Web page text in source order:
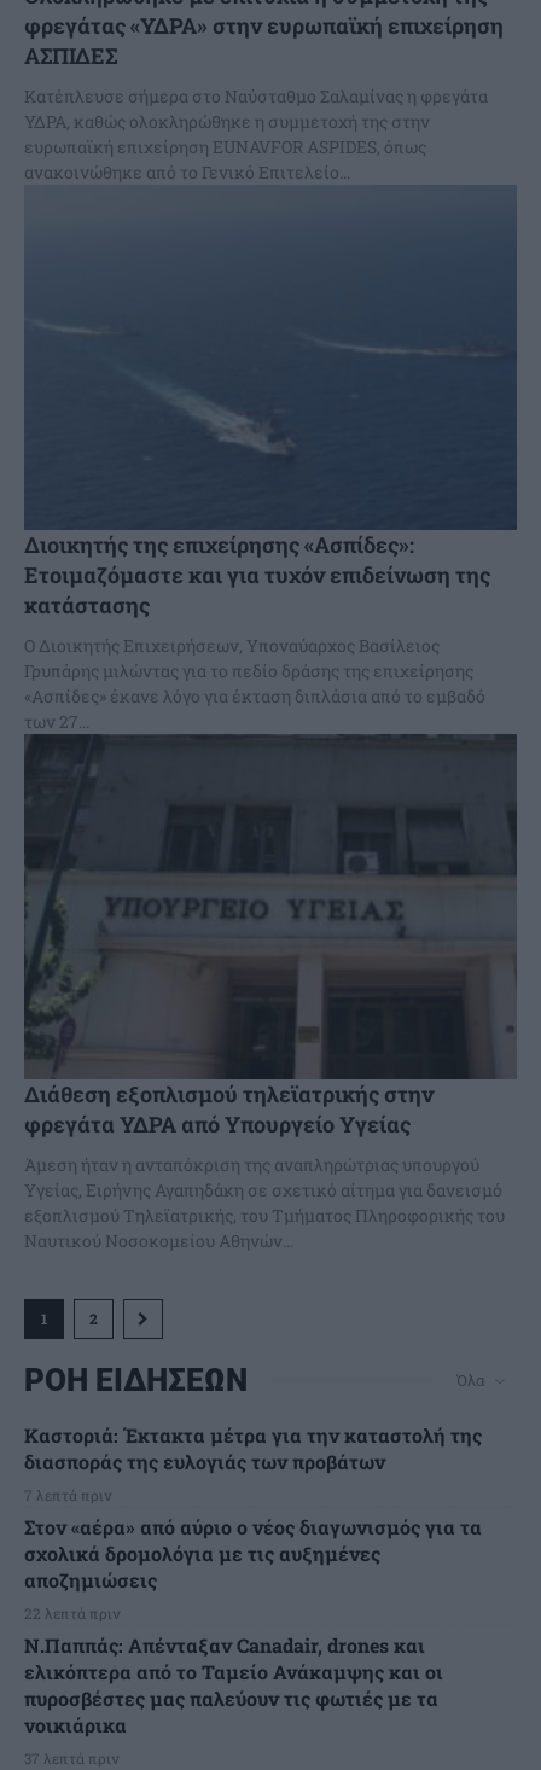
φρεγάτας «ΥΔΡΑ» στην ευρωπαϊκή επιχείρηση
ΑΣΠΙΔΕΣ
Κατέπλευσε σήμερα στο Ναύσταθμο Σαλαμίνας η φρεγάτα
ΥΔΡΑ, καθώς ολοκληρώθηκε η συμμετοχή της στην
ευρωπαϊκή επιχείρηση EUNAVFOR ASPIDES, όπως
ανακοινώθηκε από το Γενικό Επιτελείο...
Διοικητής της επιχείρησης «Ασπίδες»:
Ετοιμαζόμαστε και για τυχόν επιδείνωση της
κατάστασης
Ο Διοικητής Επιχειρήσεων, Υποναύαρχος Βασίλειος
Γρυπάρης μιλώντας για το πεδίο δράσης της επιχείρησης
«Ασπίδες» έκανε λόγο για έκταση διπλάσια από το εμβαδό
των 27...
Διάθεση εξοπλισμού τηλεϊατρικής στην
φρεγάτα ΥΔΡΑ από Υπουργείο Υγείας
Άμεση ήταν η ανταπόκριση της αναπληρώτριας υπουργού
Υγείας, Ειρήνης Αγαπηδάκη σε σχετικό αίτημα για δανεισμό
εξοπλισμού Τηλεϊατρικής, του Τμήματος Πληροφορικής του
Ναυτικού Νοσοκομείου Αθηνών...
1 2
ΡΟΗ ΕΙΔΗΣΕΩΝ Όλα
Καστοριά: Έκτακτα μέτρα για την καταστολή της
διασποράς της ευλογιάς των προβάτων
7 λεπτά πριν
Στον «αέρα» από αύριο ο νέος διαγωνισμός για τα
σχολικά δρομολόγια με τις αυξημένες
αποζημιώσεις
22 λεπτά πριν
Ν.Παππάς: Απένταξαν Canadair, drones και
ελικόπτερα από το Ταμείο Ανάκαμψης και οι
πυροσβέστες μας παλεύουν τις φωτιές με τα
νοικιάρικα
37 λεπτά πριν